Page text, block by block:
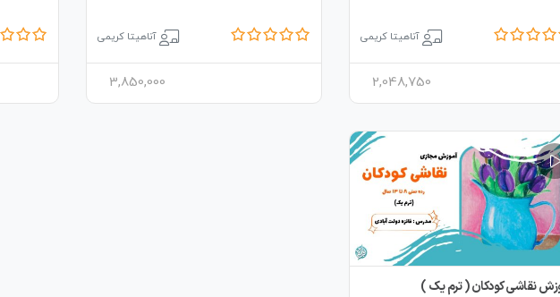
آناهیتا کریمی
2,048,750
آناهیتا کریمی
3,850,000
نقاشی کودکان ( ترم یک )